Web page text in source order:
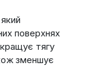
поверхнях
тягу
зменшує